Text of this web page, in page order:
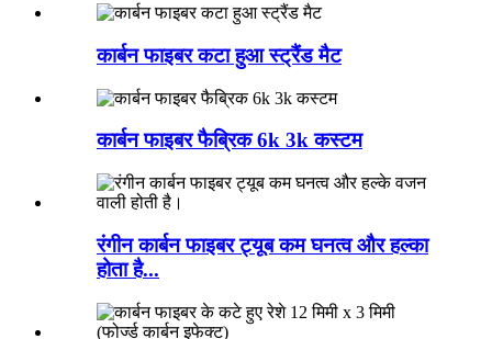
कार्बन फाइबर कटा हुआ स्ट्रैंड मैट
कार्बन फाइबर फैब्रिक 6k 3k कस्टम
रंगीन कार्बन फाइबर ट्यूब कम घनत्व और हल्का
होता है...